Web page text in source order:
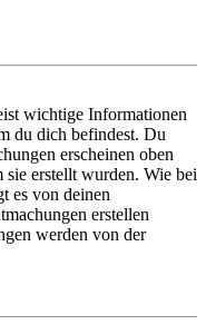
wichtige Informationen
du dich befindest. Du
erscheinen oben
sie erstellt wurden. Wie bei
es von deinen
erstellen
werden von der